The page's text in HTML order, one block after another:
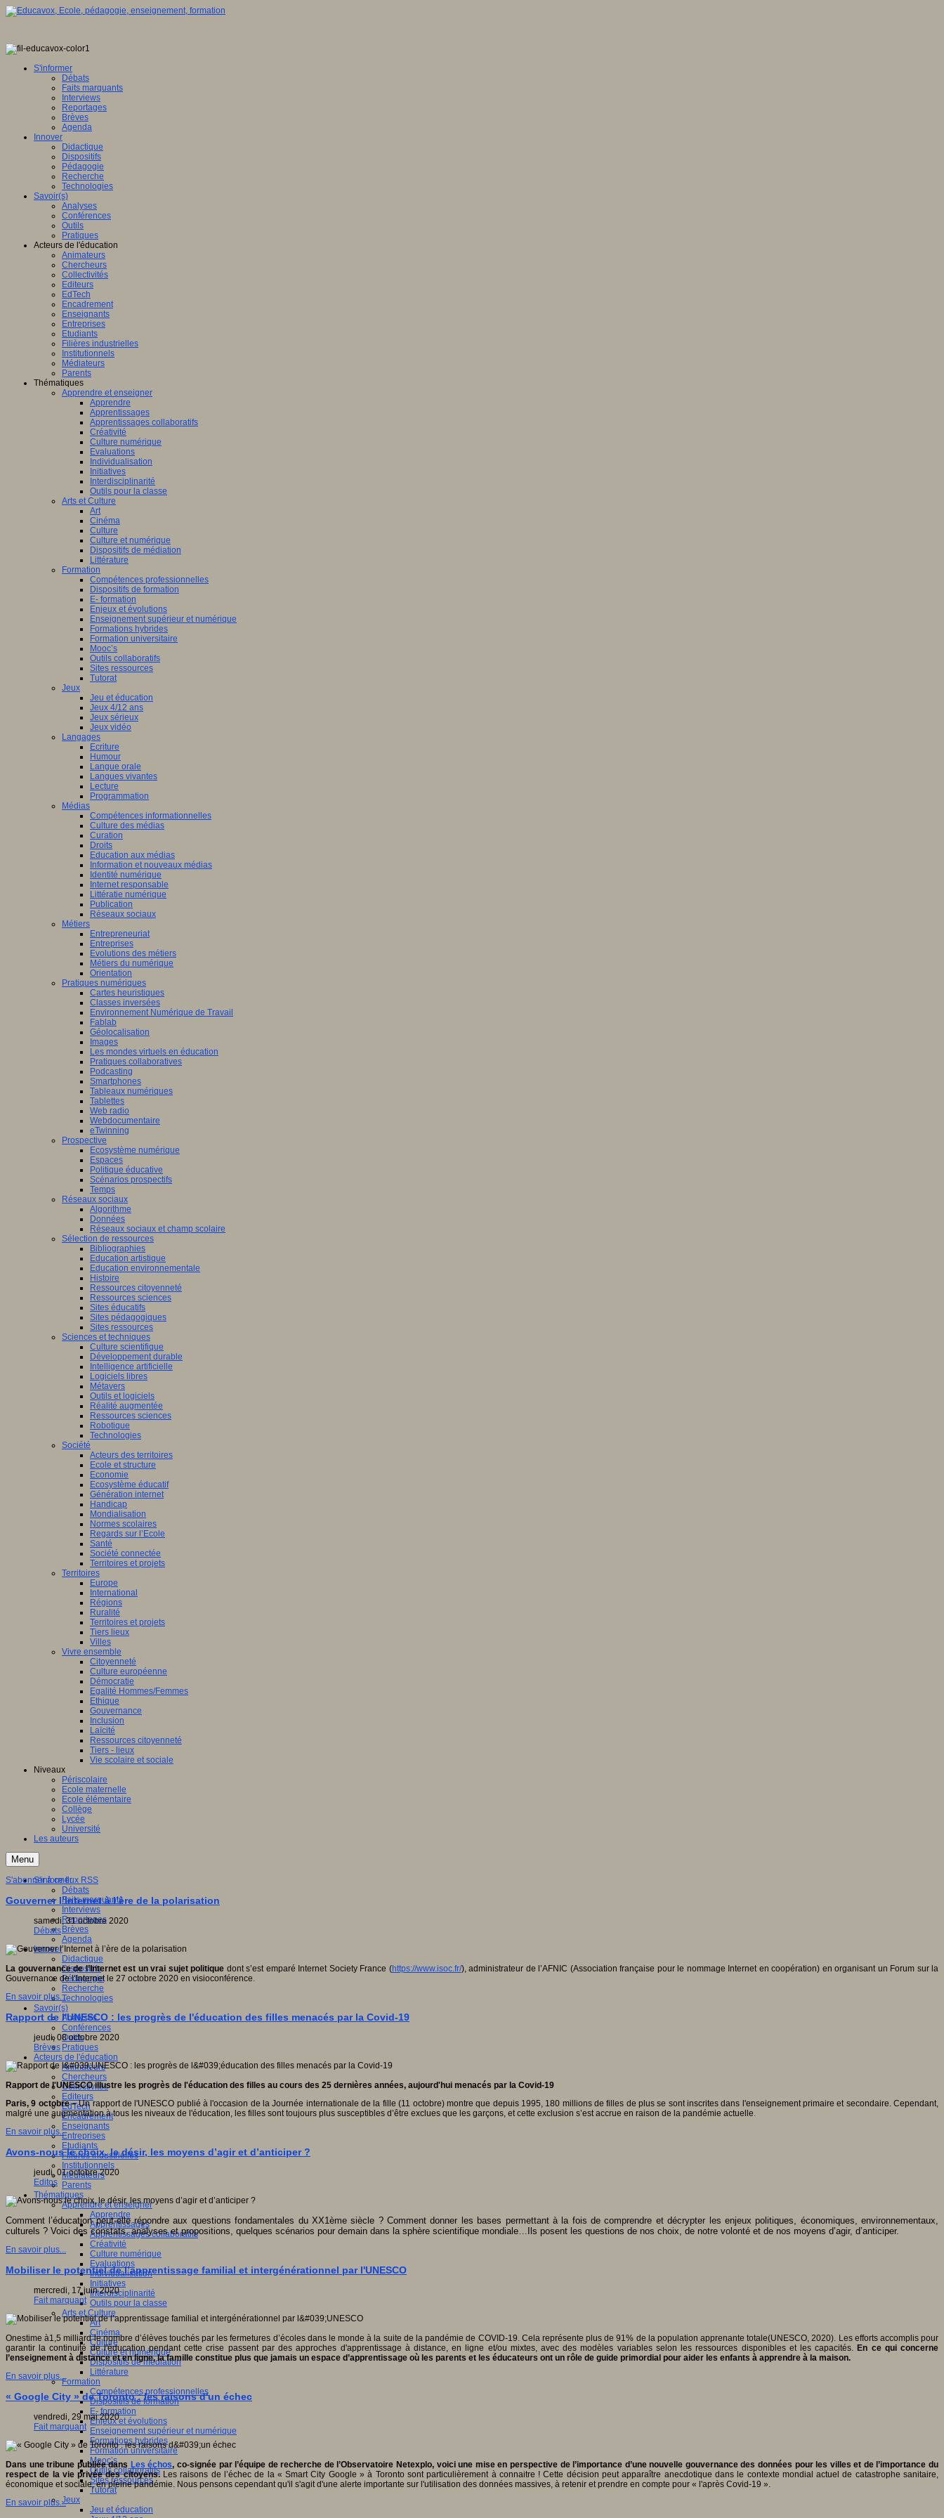
S'informer
Débats
Faits marquants
Interviews
Reportages
Brèves
Agenda
Innover
Didactique
Dispositifs
Pédagogie
Recherche
Technologies
Savoir(s)
Analyses
Conférences
Outils
Pratiques
Acteurs de l'éducation
Animateurs
Chercheurs
Collectivités
Editeurs
EdTech
Encadrement
Enseignants
Entreprises
Etudiants
Filières industrielles
Institutionnels
Médiateurs
Parents
Thématiques
Apprendre et enseigner
Apprendre
Apprentissages
Apprentissages collaboratifs
Créativité
Culture numérique
Evaluations
Individualisation
Initiatives
Interdisciplinarité
Outils pour la classe
Arts et Culture
Art
Cinéma
Culture
Culture et numérique
Dispositifs de médiation
Littérature
Formation
Compétences professionnelles
Dispositifs de formation
E- formation
Enjeux et évolutions
Enseignement supérieur et numérique
Formations hybrides
Formation universitaire
Mooc’s
Outils collaboratifs
Sites ressources
Tutorat
Jeux
Jeu et éducation
Jeux 4/12 ans
Jeux sérieux
Jeux vidéo
Langages
Ecriture
Humour
Langue orale
Langues vivantes
Lecture
Programmation
Médias
Compétences informationnelles
Culture des médias
Curation
Droits
Education aux médias
Information et nouveaux médias
Identité numérique
Internet responsable
Littératie numérique
Publication
Réseaux sociaux
Métiers
Entrepreneuriat
Entreprises
Evolutions des métiers
Métiers du numérique
Orientation
Pratiques numériques
Cartes heuristiques
Classes inversées
Environnement Numérique de Travail
Fablab
Géolocalisation
Images
Les mondes virtuels en éducation
Pratiques collaboratives
Podcasting
Smartphones
Tableaux numériques
Tablettes
Web radio
Webdocumentaire
eTwinning
Prospective
Ecosystème numérique
Espaces
Politique éducative
Scénarios prospectifs
Temps
Réseaux sociaux
Algorithme
Données
Réseaux sociaux et champ scolaire
Sélection de ressources
Bibliographies
Education artistique
Education environnementale
Histoire
Ressources citoyenneté
Ressources sciences
Sites éducatifs
Sites pédagogiques
Sites ressources
Sciences et techniques
Culture scientifique
Développement durable
Intelligence artificielle
Logiciels libres
Métavers
Outils et logiciels
Réalité augmentée
Ressources sciences
Robotique
Technologies
Société
Acteurs des territoires
Ecole et structure
Economie
Ecosystème éducatif
Génération internet
Handicap
Mondialisation
Normes scolaires
Regards sur l’Ecole
Santé
Société connectée
Territoires et projets
Territoires
Europe
International
Régions
Ruralité
Territoires et projets
Tiers lieux
Villes
Vivre ensemble
Citoyenneté
Culture européenne
Démocratie
Egalité Hommes/Femmes
Ethique
Gouvernance
Inclusion
Laïcité
Ressources citoyenneté
Tiers - lieux
Vie scolaire et sociale
Niveaux
Périscolaire
Ecole maternelle
Ecole élémentaire
Collège
Lycée
Université
Les auteurs
Menu
S'informer
Débats
Faits marquants
Interviews
Reportages
Brèves
Agenda
Innover
Didactique
Dispositifs
Pédagogie
Recherche
Technologies
Savoir(s)
Analyses
Conférences
Outils
Pratiques
Acteurs de l'éducation
Animateurs
Chercheurs
Collectivités
Editeurs
EdTech
Encadrement
Enseignants
Entreprises
Etudiants
Filières industrielles
Institutionnels
Médiateurs
Parents
Thématiques
Apprendre et enseigner
Apprendre
Apprentissages
Apprentissages collaboratifs
Créativité
Culture numérique
Evaluations
Individualisation
Initiatives
Interdisciplinarité
Outils pour la classe
Arts et Culture
Art
Cinéma
Culture
Culture et numérique
Dispositifs de médiation
Littérature
Formation
Compétences professionnelles
Dispositifs de formation
E- formation
Enjeux et évolutions
Enseignement supérieur et numérique
Formations hybrides
Formation universitaire
Mooc’s
Outils collaboratifs
Sites ressources
Tutorat
Jeux
Jeu et éducation
S'abonner à ce flux RSS
Gouverner l’Internet à l’ère de la polarisation
samedi, 31 octobre 2020
Débats
La gouvernance de l’Internet est un vrai sujet politique dont s’est emparé Internet Society France (https://www.isoc.fr/), administrateur de l’AFNIC (Association française pour le nommage Internet en coopération) en organisant un Forum sur la
Gouvernance de l’Internet le 27 octobre 2020 en visioconférence.
En savoir plus...
Rapport de l'UNESCO : les progrès de l'éducation des filles menacés par la Covid-19
jeudi, 08 octobre 2020
Brèves
Rapport de l'UNESCO illustre les progrès de l'éducation des filles au cours des 25 dernières années, aujourd'hui menacés par la Covid-19
Paris, 9 octobre –Un rapport de l'UNESCO publié à l'occasion de la Journée internationale de la fille (11 octobre) montre que depuis 1995, 180 millions de filles de plus se sont inscrites dans l'enseignement primaire et secondaire. Cependant,
malgré une augmentation à tous les niveaux de l'éducation, les filles sont toujours plus susceptibles d’être exclues que les garçons, et cette exclusion s’est accrue en raison de la pandémie actuelle.
En savoir plus...
Avons-nous le choix, le désir, les moyens d’agir et d’anticiper ?
jeudi, 01 octobre 2020
Editos
Comment l’éducation peut-elle répondre aux questions fondamentales du XX1ème siècle ? Comment donner les bases permettant à la fois de comprendre et décrypter les enjeux politiques, économiques, environnementaux,
culturels ? Voici des constats, analyses et propositions, quelques scénarios pour demain dans la sphère scientifique mondiale…Ils posent les questions de nos choix, de notre volonté et de nos moyens d’agir, d’anticiper.
En savoir plus...
Mobiliser le potentiel de l’apprentissage familial et intergénérationnel par l'UNESCO
mercredi, 17 juin 2020
Fait marquant
Onestime à1,5 milliard le nombre d’élèves touchés par les fermetures d’écoles dans le monde à la suite de la pandémie de COVID-19. Cela représente plus de 91% de la population apprenante totale(UNESCO, 2020). Les efforts accomplis pour
garantir la continuité de l'éducation pendant cette crise passent par des approches d'apprentissage à distance, en ligne et/ou mixtes, avec des modèles variables selon les ressources disponibles et les capacités. En ce qui concerne
l’enseignement à distance et en ligne, la famille constitue plus que jamais un espace d’apprentissage où les parents et les éducateurs ont un rôle de guide primordial pour aider les enfants à apprendre à la maison.
En savoir plus...
« Google City » de Toronto : les raisons d'un échec
vendredi, 29 mai 2020
Fait marquant
Dans une tribune publiée dans Les échos, co-signée par l’équipe de recherche de l’Observatoire Netexplo, voici une mise en perspective de l’importance d’une nouvelle gouvernance des données pour les villes et de l’importance du
respect de la vie privée des citoyens.Les raisons de l’échec de la « Smart City Google » à Toronto sont particulièrement à connaitre ! Cette décision peut apparaître anecdotique dans le contexte mondial actuel de catastrophe sanitaire,
économique et sociale, en pleine pandémie. Nous pensons cependant qu'il s'agit d'une alerte importante sur l'utilisation des données massives, à retenir et prendre en compte pour « l'après Covid-19 ».
En savoir plus...